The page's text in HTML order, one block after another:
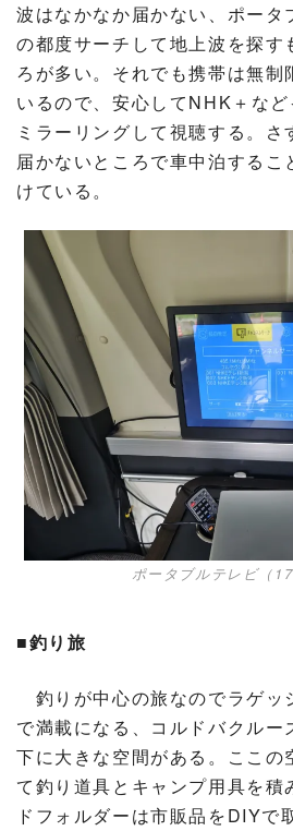
波はなかなか届かない、ポータ
の都度サーチして地上波を探す
ろが多い。それでも携帯は無制
いるので、安心してNHK＋な
ミラーリングして視聴する。
届かないところで車中泊するこ
けている。
ポータブルテレビ（17
■釣り旅
釣りが中心の旅なのでラゲッ
で満載になる、コルドバクルー
下に大きな空間がある。ここの
て釣り道具とキャンプ用具を積
ドフォルダーは市販品をDIYで